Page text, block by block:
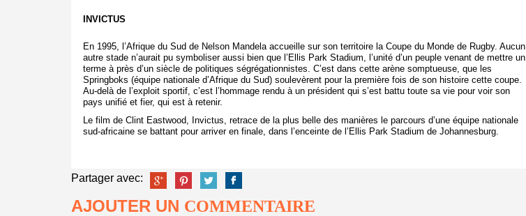
INVICTUS
En 1995, l’Afrique du Sud de Nelson Mandela accueille sur son territoire la Coupe du Monde de Rugby. Aucun
autre stade n’aurait pu symboliser aussi bien que l’Ellis Park Stadium, l’unité d’un peuple venant de mettre un
terme à près d’un siècle de politiques ségrégationnistes. C’est dans cette arène somptueuse, que les
Springboks (équipe nationale d’Afrique du Sud) soulevèrent pour la première fois de son histoire cette coupe.
Au-delà de l’exploit sportif, c’est l’hommage rendu à un président qui s’est battu toute sa vie pour voir son
pays unifié et fier, qui est à retenir.
Le film de Clint Eastwood, Invictus, retrace de la plus belle des manières le parcours d’une équipe nationale
sud-africaine se battant pour arriver en finale, dans l’enceinte de l’Ellis Park Stadium de Johannesburg.
Partager avec:
AJOUTER UN COMMENTAIRE